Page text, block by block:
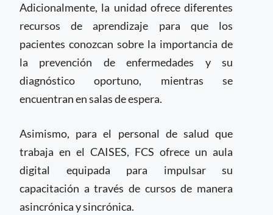
Adicionalmente, la unidad ofrece diferentes
recursos de aprendizaje para que los
pacientes conozcan sobre la importancia de
la prevención de enfermedades y su
diagnóstico oportuno, mientras se
encuentran en salas de espera.
Asimismo, para el personal de salud que
trabaja en el CAISES, FCS ofrece un aula
digital equipada para impulsar su
capacitación a través de cursos de manera
asincrónica y sincrónica.